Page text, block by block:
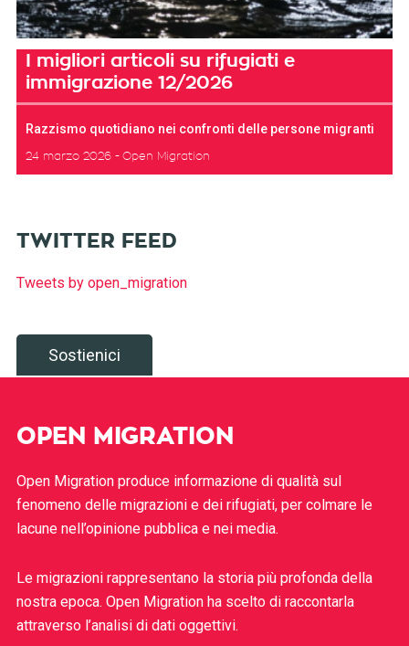
I migliori articoli su rifugiati e
immigrazione 12/2026
Razzismo quotidiano nei confronti delle persone migranti
24 marzo 2026 Open Migration
TWITTER FEED
Tweets by open_migration
Sostienici
OPEN MIGRATION
Open Migration produce informazione di qualità sul
fenomeno delle migrazioni e dei rifugiati, per colmare le
lacune nell’opinione pubblica e nei media.
Le migrazioni rappresentano la storia più profonda della
nostra epoca. Open Migration ha scelto di raccontarla
attraverso l’analisi di dati oggettivi.